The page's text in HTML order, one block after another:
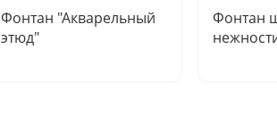
Фонтан "Акварельный
этюд"
Фонтан